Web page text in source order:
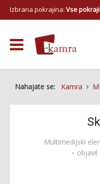
Izbrana pokrajina: Vse
Nahajate se: Kamra
Multimedijski
objavil